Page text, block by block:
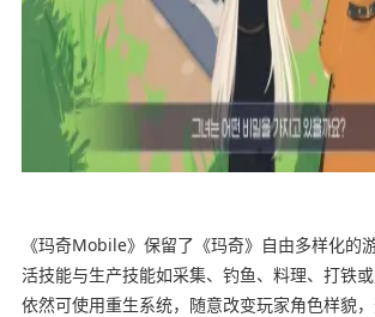
《玛奇Mobile》保留了《玛奇》自由多样化的
活技能与生产技能如采集、钓鱼、料理、打铁
依然可使用重生系统，随意改变玩家角色样貌